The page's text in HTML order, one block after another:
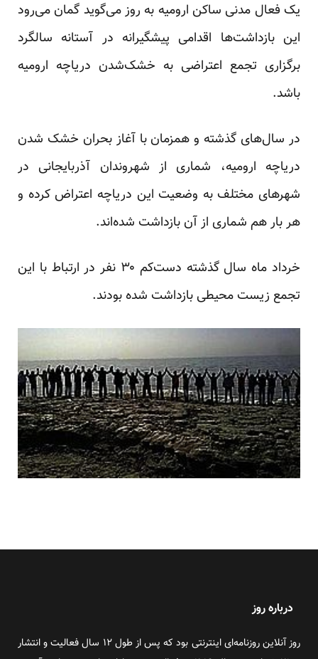
یک فعال مدنی ساکن ارومیه به روز می‌گوید گمان می‌رود
این بازداشت‌ها اقدامی پیشگیرانه در آستانه سالگرد
برگزاری تجمع اعتراضی به خشک‌شدن دریاچه ارومیه
باشد.
در سال‌های گذشته و همزمان با آغاز بحران خشک شدن
دریاچه ارومیه، شماری از شهروندان آذربایجانی در
شهرهای مختلف به وضعیت این دریاچه اعتراض کرده و
هر بار هم شماری از آن بازداشت شده‌اند.
خرداد ماه سال گذشته دست‌کم ۳۰ نفر در ارتباط با این
تجمع زیست محیطی بازداشت شده بودند.
درباره روز
روز آنلاین روزنامه‌ای اینترنتی بود که پس از طول ۱۲ سال فعالیت و انتشار